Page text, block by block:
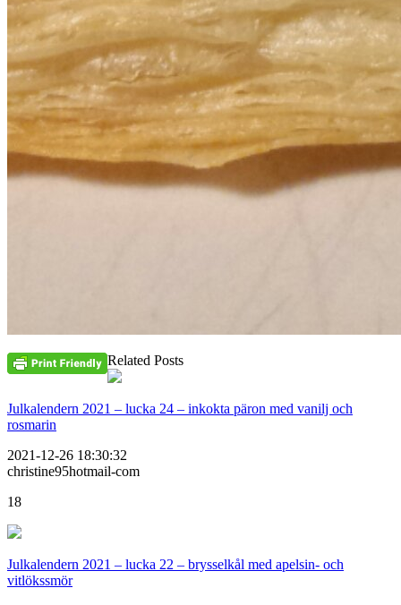
Related Posts
Julkalendern 2021 – lucka 24 – inkokta päron med vanilj och
rosmarin
2021-12-26 18:30:32
christine95hotmail-com
18
Julkalendern 2021 – lucka 22 – brysselkål med apelsin- och
vitlökssmör